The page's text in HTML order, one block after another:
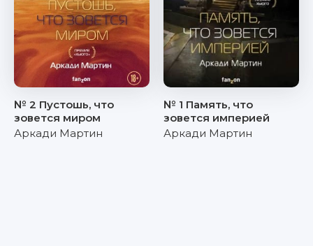
№ 2 Пустошь, что
зовется миром
Аркади Мартин
№ 1 Память, что
зовется империей
Аркади Мартин